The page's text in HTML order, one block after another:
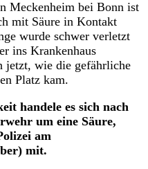
Meckenheim bei Bonn ist
mit Säure in Kontakt
wurde schwer verletzt
ins Krankenhaus
jetzt, wie die gefährliche
Platz kam.
handele es sich nach
um eine Säure,
am
mit.